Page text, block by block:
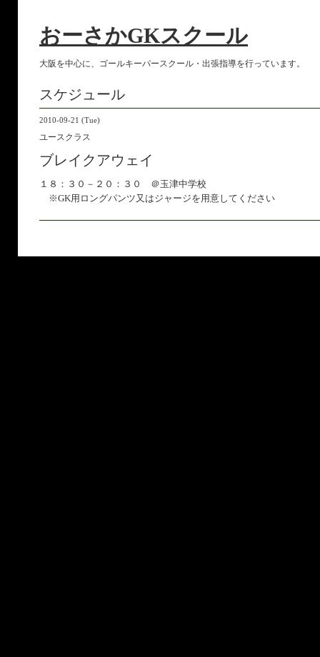
おーさかGKスクール
大阪を中心に、ゴールキーパースクール・出張指導を行っています。
スケジュール
2010-09-21 (Tue)
ユースクラス
ブレイクアウェイ
１８：３０－２０：３０ ＠玉津中学校
※GK用ロングパンツ又はジャージを用意してください